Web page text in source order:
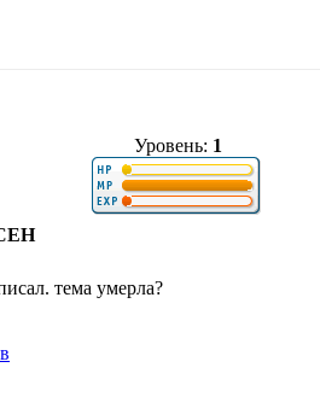
Уровень: 1
тема умерла?